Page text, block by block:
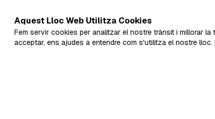
Aquest Lloc Web Utilitza Cookies
Fem servir cookies per analitzar el nostre trànsit i millorar la
acceptar, ens ajudes a entendre com s'utilitza el nostre lloc.